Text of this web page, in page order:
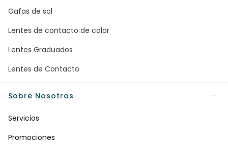
Gafas de sol
Lentes de contacto de color
Lentes Graduados
Lentes de Contacto
Sobre Nosotros
Servicios
Promociones